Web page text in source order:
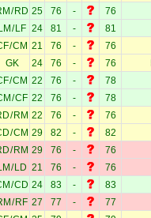
/ RD 25 76 - 76
LM / LF 24 81 - 81
/CM 21 76 - 76
GK 24 76 - 76
/CM 22 76 - 78
/CF 22 76 - 78
/ RM 22 76 - 76
/CM 29 82 - 82
/ RM 29 76 - 76
/ LD 21 76 - 76
/CD 24 83 - 83
/ RF 27 77 - 77